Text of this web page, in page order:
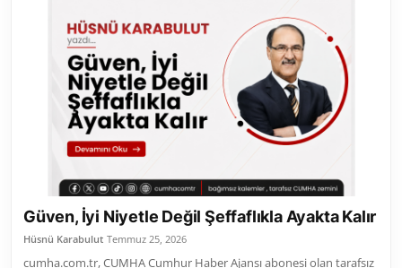
Güven, İyi Niyetle Değil Şeffaflıkla Ayakta Kalır
Hüsnü Karabulut Temmuz 25, 2026
cumha.com.tr, CUMHA Cumhur Haber Ajansı abonesi olan tarafsız